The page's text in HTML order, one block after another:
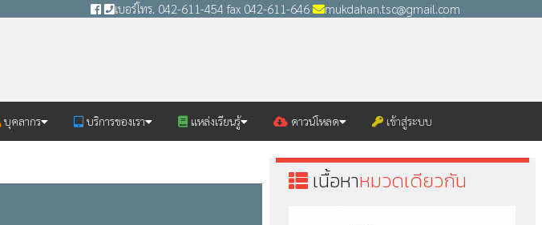
เบอร์โทร. 042-611-454 fax 042-611-646 mukdahan.tsc@gmail.com
บุคลากร บริการของเรา แหล่งเรียนรู้ ดาวน์โหลด เข้าสู่ระบบ
เนื้อหาหมวดเดียวกัน